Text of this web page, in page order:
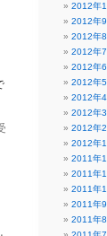
2012年
2012年9
2012年8
2012年7
2012年6
2012年5
2012年4
2012年3
2012年2
2012年1
2011年
2011年
2011年
2011年9
2011年8